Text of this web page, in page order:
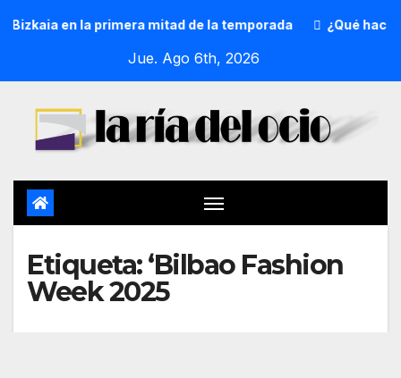
en la primera mitad de la temporada ¿Qué hacer
Jue. Ago 6th, 2026
Etiqueta:‘Bilbao Fashion
Week 2025